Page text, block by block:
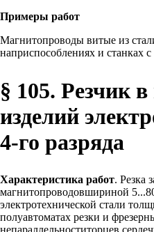
Примеры работ
Магнитопроводы витые из
наприспособлениях и станках
§ 105. Резчик
изделий
4-го разряда
Характеристика работ. Резка
магнитопроводовшириной
электротехнической стали
полуавтоматах резки и